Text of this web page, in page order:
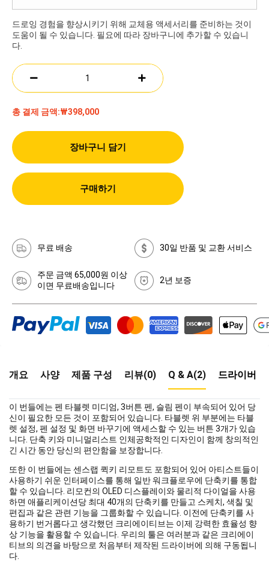
드로잉 경험을 향상시키기 위해 교체용 액세서리를 준비하는 것이
도움이 될 수 있습니다. 필요에 따라 장바구니에 추가할 수 있습니
다.
총 결제 금액:₩398,000
장바구니 담기
구매하기
무료 배송 30일 반품 및 교환 서비스
주문 금액 65,000원 이상
이면 무료배송입니다
2년 보증
개요 사양 제품 구성 리뷰(0) Q & A(2) 드라이버
이 번들에는 펜 타블렛 미디엄, 3버튼 펜, 슬림 펜이 부속되어 있어 당
신이 필요한 모든 것이 포함되어 있습니다. 타블렛 위 부분에는 타블
렛 설정, 펜 설정 및 화면 바꾸기에 액세스할 수 있는 버튼 3개가 있습
니다. 단축 키와 미니멀리스트 인체공학적인 디자인이 함께 창의적인
긴 시간 동안 당신의 편안함을 보장합니다.
또한 이 번들에는 센스랩 퀵키 리모트도 포함되어 있어 아티스트들이
사용하기 쉬운 인터페이스를 통해 일반 워크플로우에 단축키를 통합
할 수 있습니다. 리모컨의 OLED 디스플레이와 물리적 다이얼을 사용
하면 애플리케이션당 최대 40개의 단축키를 만들고 스케치, 색칠 및
편집과 같은 관련 기능을 그룹화할 수 있습니다. 이전에 단축키를 사
용하기 번거롭다고 생각했던 크리에이티브는 이제 강력한 효율성 향
상 기능을 활용할 수 있습니다. 우리의 툴은 여러분과 같은 크리에이
티브의 의견을 바탕으로 처음부터 제작된 드라이버에 의해 구동됩니
다.